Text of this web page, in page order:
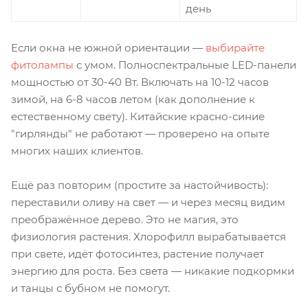
день
Если окна не южной ориентации — выбирайте
фитолампы с умом. Полноспектральные LED-панели
мощностью от 30-40 Вт. Включать на 10-12 часов
зимой, на 6-8 часов летом (как дополнение к
естественному свету). Китайские красно-синие
"гирлянды" не работают — проверено на опыте
многих наших клиентов.
Ещё раз повторим (простите за настойчивость):
переставили оливу на свет — и через месяц видим
преображённое дерево. Это не магия, это
физиология растения. Хлорофилл вырабатывается
при свете, идёт фотосинтез, растение получает
энергию для роста. Без света — никакие подкормки
и танцы с бубном не помогут.